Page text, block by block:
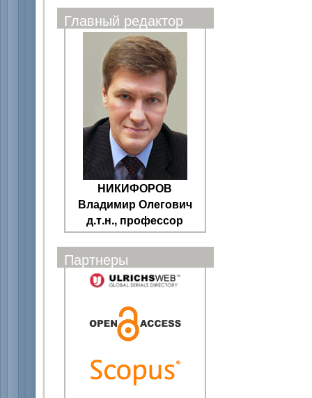
Главный редактор
НИКИФОРОВ
Владимир Олегович
д.т.н., профессор
Партнеры